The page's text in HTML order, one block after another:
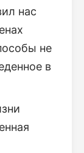
нас
не
в